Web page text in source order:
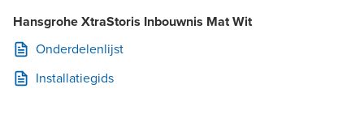
Hansgrohe XtraStoris Inbouwnis Mat Wit
Onderdelenlijst
Installatiegids